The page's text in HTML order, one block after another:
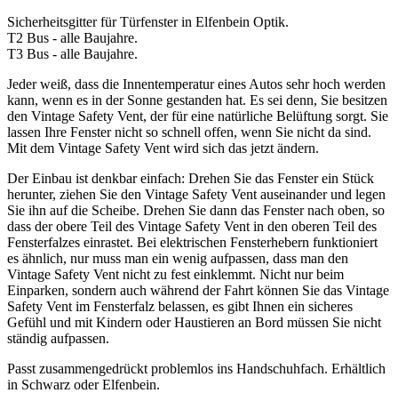
Sicherheitsgitter für Türfenster in Elfenbein Optik.
T2 Bus - alle Baujahre.
T3 Bus - alle Baujahre.
Jeder weiß, dass die Innentemperatur eines Autos sehr hoch werden
kann, wenn es in der Sonne gestanden hat. Es sei denn, Sie besitzen
den Vintage Safety Vent, der für eine natürliche Belüftung sorgt. Sie
lassen Ihre Fenster nicht so schnell offen, wenn Sie nicht da sind.
Mit dem Vintage Safety Vent wird sich das jetzt ändern.
Der Einbau ist denkbar einfach: Drehen Sie das Fenster ein Stück
herunter, ziehen Sie den Vintage Safety Vent auseinander und legen
Sie ihn auf die Scheibe. Drehen Sie dann das Fenster nach oben, so
dass der obere Teil des Vintage Safety Vent in den oberen Teil des
Fensterfalzes einrastet. Bei elektrischen Fensterhebern funktioniert
es ähnlich, nur muss man ein wenig aufpassen, dass man den
Vintage Safety Vent nicht zu fest einklemmt. Nicht nur beim
Einparken, sondern auch während der Fahrt können Sie das Vintage
Safety Vent im Fensterfalz belassen, es gibt Ihnen ein sicheres
Gefühl und mit Kindern oder Haustieren an Bord müssen Sie nicht
ständig aufpassen.
Passt zusammengedrückt problemlos ins Handschuhfach. Erhältlich
in Schwarz oder Elfenbein.